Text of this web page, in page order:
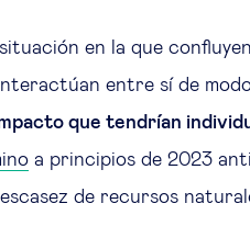
en la que
entre sí de
que tendrían
a principios de 2023
de recursos